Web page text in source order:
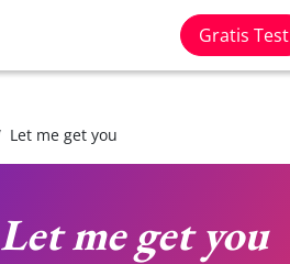
Gratis Test
Let me get you
Let me get you